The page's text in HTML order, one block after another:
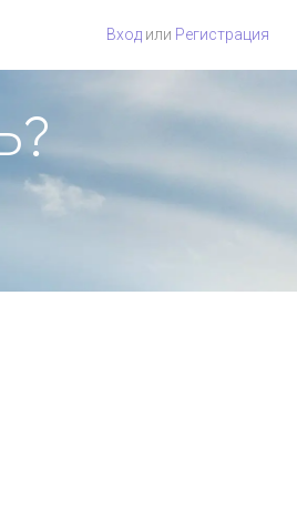
Вход или Регистрация